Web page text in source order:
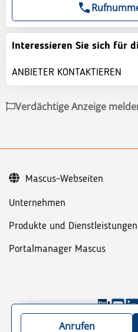
Interessieren Sie sich für
ANBIETER KONTAKTIEREN
Verdächtige Anzeige
Unternehmen
Produkte und Dienstleistungen
Portalmanager Mascus
Mascus AGB
Mascus-Webseiten
Anrufen